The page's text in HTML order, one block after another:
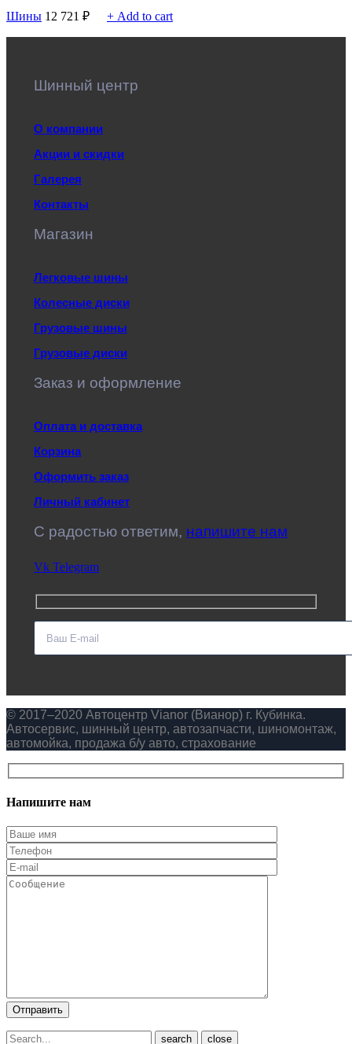
Шины 12 721 ₽ + Add to cart
Шинный центр
О компании
Акции и скидки
Галерея
Контакты
Магазин
Легковые шины
Колесные диски
Грузовые шины
Грузовые диски
Заказ и оформление
Оплата и доставка
Корзина
Оформить заказ
Личный кабинет
C радостью ответим, напишите нам
Vk Telegram
© 2017–2020 Автоцентр Vianor (Вианор) г. Кубинка.
Автосервис, шинный центр, автозапчасти, шиномонтаж,
автомойка, продажа б/у авто, страхование
Напишите нам
close